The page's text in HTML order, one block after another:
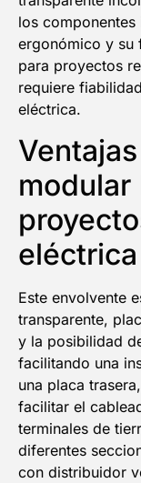
los componentes
ergonómico y su
para proyectos
requiere
eléctrica.
modular
Este envolvente
transparente,
y la posibilidad
facilitando una
una placa
facilitar el
terminales de
diferentes
con distribuidor
NOMBRE
Email